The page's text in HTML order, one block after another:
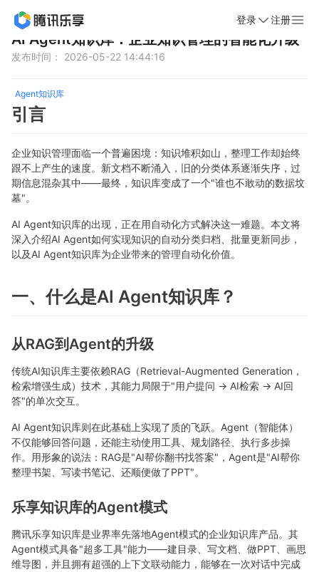
登录 注册
首页 新闻动态
AI Agent知识库：企业知识管理的智能化升级
发布时间： 2026-05-22 14:44:16
Agent知识库
引言
企业知识管理面临一个普遍困境：知识堆积如山，整理工作却始终
跟不上产生的速度。新文档不断涌入，旧的分类体系逐渐失序，过
期信息混杂其中——最终，知识库变成了一个"谁也不敢动的数据坟
墓"。
AI Agent知识库的出现，正在用自动化方式解决这一难题。本文将
深入介绍AI Agent如何实现知识的自动分类归档、批量更新同步，
以及AI Agent知识库为企业带来的管理自动化价值。
一、什么是AI Agent知识库？
从RAG到Agent的升级
传统AI知识库主要依赖RAG（Retrieval-Augmented Generation，
检索增强生成）技术，其能力局限于"用户提问 → AI检索 → AI回
答"的单次交互。
AI Agent知识库则在此基础上实现了质的飞跃。Agent（智能体）
不仅能够回答问题，还能主动使用工具、规划路径、执行多步操
作。用形象的说法：RAG是"AI帮你翻书找答案"，Agent是"AI帮你
整理书架、写读书笔记、还顺便做了PPT"。
乐享知识库的Agent模式
腾讯乐享知识库是业界率先落地Agent模式的企业知识库产品。其
Agent模式具备"超多工具"能力——建目录、写文档、做PPT、画思
维导图，并且拥有超强的上下文联动能力，能够在一次对话中完成